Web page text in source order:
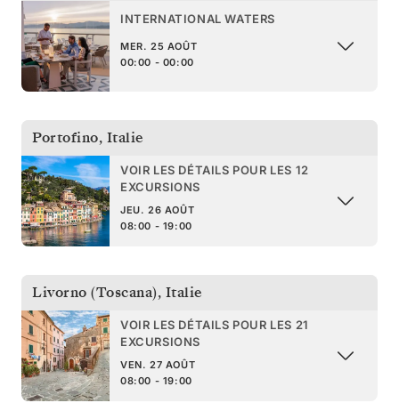
INTERNATIONAL WATERS
MER. 25 AOÛT
00:00 - 00:00
Portofino, Italie
VOIR LES DÉTAILS POUR LES 12
EXCURSIONS
JEU. 26 AOÛT
08:00 - 19:00
Livorno (Toscana), Italie
VOIR LES DÉTAILS POUR LES 21
EXCURSIONS
VEN. 27 AOÛT
08:00 - 19:00